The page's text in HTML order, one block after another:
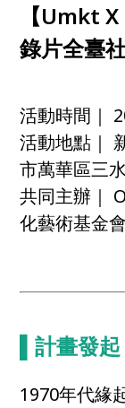
【Umkt
錄片全臺
活動時間｜
活動地點｜
市萬華區三
共同主辦｜
化藝術基金會
▌計畫發起
1970年代緣